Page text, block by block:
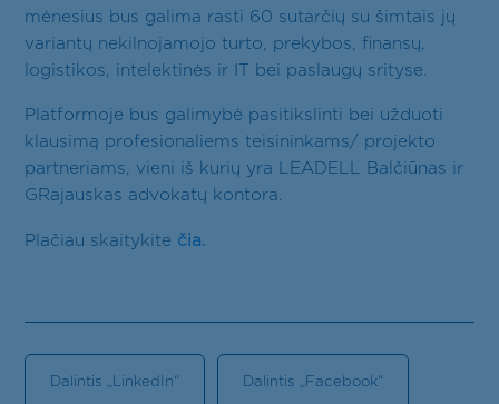
mėnesius bus galima rasti 60 sutarčių su šimtais jų
variantų nekilnojamojo turto, prekybos, finansų,
logistikos, intelektinės ir IT bei paslaugų srityse.
Platformoje bus galimybė pasitikslinti bei užduoti
klausimą profesionaliems teisininkams/ projekto
partneriams, vieni iš kurių yra LEADELL Balčiūnas ir
GRajauskas advokatų kontora.
Plačiau skaitykite čia.
Dalintis „LinkedIn“ Dalintis „Facebook“